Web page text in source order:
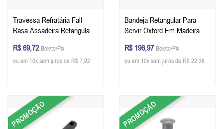
Travessa Refratária Fall
Rasa Assadeira Retangular
Oxford 1,50 Litros - 33 x 18 x
6,5 cm - Cor Branco
R$ 69,72 Boleto/Pix
ou em 10x sem juros de R$ 7,92
Bandeja Retangular Para
Servir Oxford Em Madeira De
45,7 x 20,3 x 1,9 cm
R$ 196,97 Boleto/Pix
ou em 10x sem juros de R$ 22,38
PROMOÇÃO PROMOÇÃO